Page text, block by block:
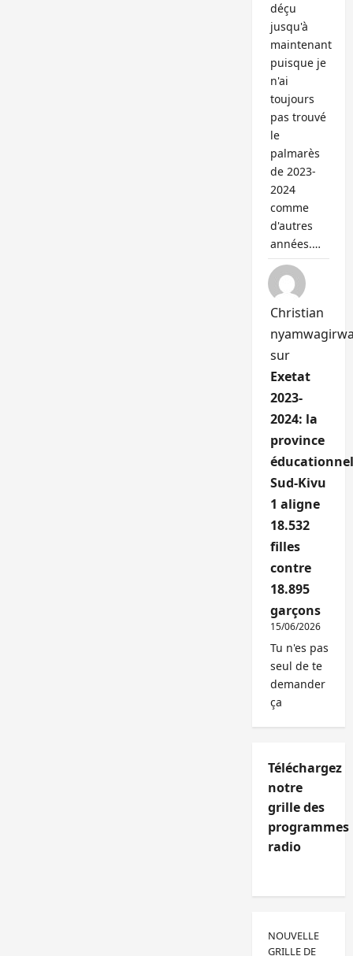
déçu
jusqu'à
maintenant
puisque je
n'ai
toujours
pas trouvé
le
palmarès
de 2023-
2024
comme
d'autres
années.…
Christian
sur
Exetat
2023-
2024: la
province
Sud-Kivu
1 aligne
18.532
filles
contre
18.895
garçons
15/06/2026
Tu n'es pas
seul de te
demander
ça
Téléchargez
notre
grille des
programmes
radio
NOUVELLE
GRILLE DE